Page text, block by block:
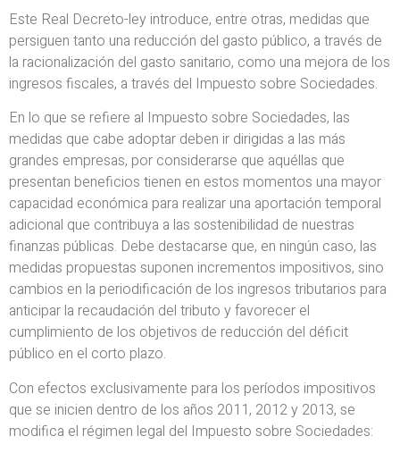
Este Real Decreto-ley introduce, entre otras, medidas que
persiguen tanto una reducción del gasto público, a través de
la racionalización del gasto sanitario, como una mejora de los
ingresos fiscales, a través del Impuesto sobre Sociedades.
En lo que se refiere al Impuesto sobre Sociedades, las
medidas que cabe adoptar deben ir dirigidas a las más
grandes empresas, por considerarse que aquéllas que
presentan beneficios tienen en estos momentos una mayor
capacidad económica para realizar una aportación temporal
adicional que contribuya a las sostenibilidad de nuestras
finanzas públicas. Debe destacarse que, en ningún caso, las
medidas propuestas suponen incrementos impositivos, sino
cambios en la periodificación de los ingresos tributarios para
anticipar la recaudación del tributo y favorecer el
cumplimiento de los objetivos de reducción del déficit
público en el corto plazo.
Con efectos exclusivamente para los períodos impositivos
que se inicien dentro de los años 2011, 2012 y 2013, se
modifica el régimen legal del Impuesto sobre Sociedades: